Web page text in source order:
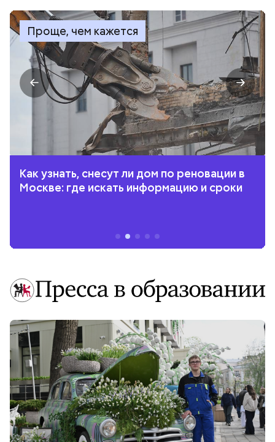
Проще, чем кажется
Как узнать, снесут ли дом по реновации в
Москве: где искать информацию и сроки